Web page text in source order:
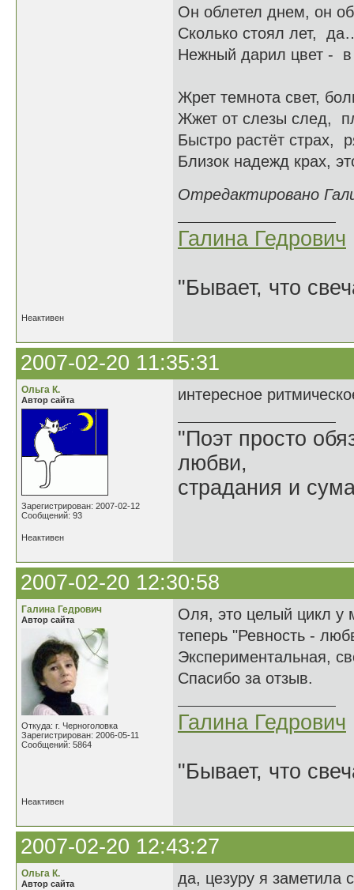
Он облетел днем, он
Сколько стоял лет,
Нежный дарил цвет - в
Жрет темнота свет,
Жжет от слезы след,
Быстро растёт страх,
Близок надежд крах,
Отредактировано
Галина Гедрович
"Бывает, что
Неактивен
2007-02-20 11:35:31
Ольга К.
Автор сайта
Зарегистрирован: 2007-02-12
Сообщений: 93
интересное
"Поэт просто
любви,
страдания и
Неактивен
2007-02-20 12:30:58
Галина Гедрович
Автор сайта
Откуда: г. Черноголовка
Зарегистрирован: 2006-05-11
Сообщений: 5864
Оля, это целый цикл
теперь "Ревность -
Экспериментальная,
Спасибо за отзыв.
Галина Гедрович
"Бывает, что
Неактивен
2007-02-20 12:43:27
Ольга К.
Автор сайта
да, цезуру я заметила